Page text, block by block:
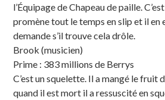
l’Équipage de Chapeau de paille.
promène tout le temps en slip et il en
demande s’il trouve cela drôle.
Brook (musicien)
Prime : 383 millions de Berrys
C’est un squelette. Il a mangé le fruit
quand il est mort il a ressuscité en